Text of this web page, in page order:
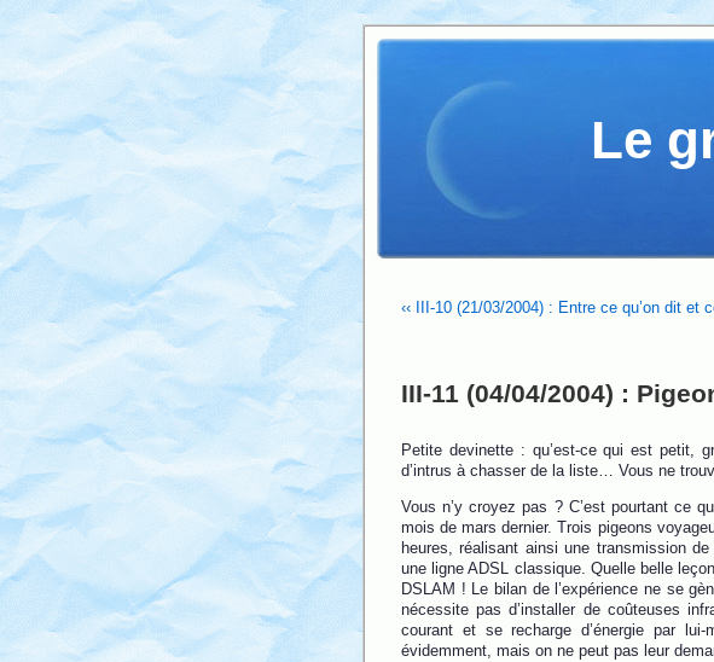
Le
‹‹ III-10 (21/03/2004) : Entre ce qu’on dit et
III-11 (04/04/2004) :
Petite devinette : qu’est-ce qui est petit,
d’intrus à chasser de la liste… Vous ne
Vous n’y croyez pas ? C’est pourtant ce
mois de mars dernier. Trois pigeons
heures, réalisant ainsi une transmission
une ligne ADSL classique. Quelle belle
DSLAM ! Le bilan de l’expérience ne se
nécessite pas d’installer de coûteuses
courant et se recharge d’énergie par
évidemment, mais on ne peut pas leur